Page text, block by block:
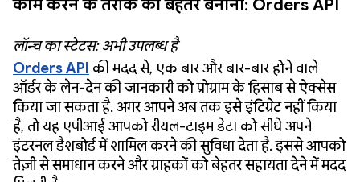
काम करने के तरीके को बेहतर बनाना: Orders API
लॉन्च का स्टेटस: अभी उपलब्ध है
Orders API की मदद से, एक बार और बार-बार होने वाले
ऑर्डर के लेन-देन की जानकारी को प्रोग्राम के हिसाब से ऐक्सेस
किया जा सकता है. अगर आपने अब तक इसे इंटिग्रेट नहीं किया
है, तो यह एपीआई आपको रीयल-टाइम डेटा को सीधे अपने
इंटरनल डैशबोर्ड में शामिल करने की सुविधा देता है. इससे आपको
तेज़ी से समाधान करने और ग्राहकों को बेहतर सहायता देने में मदद